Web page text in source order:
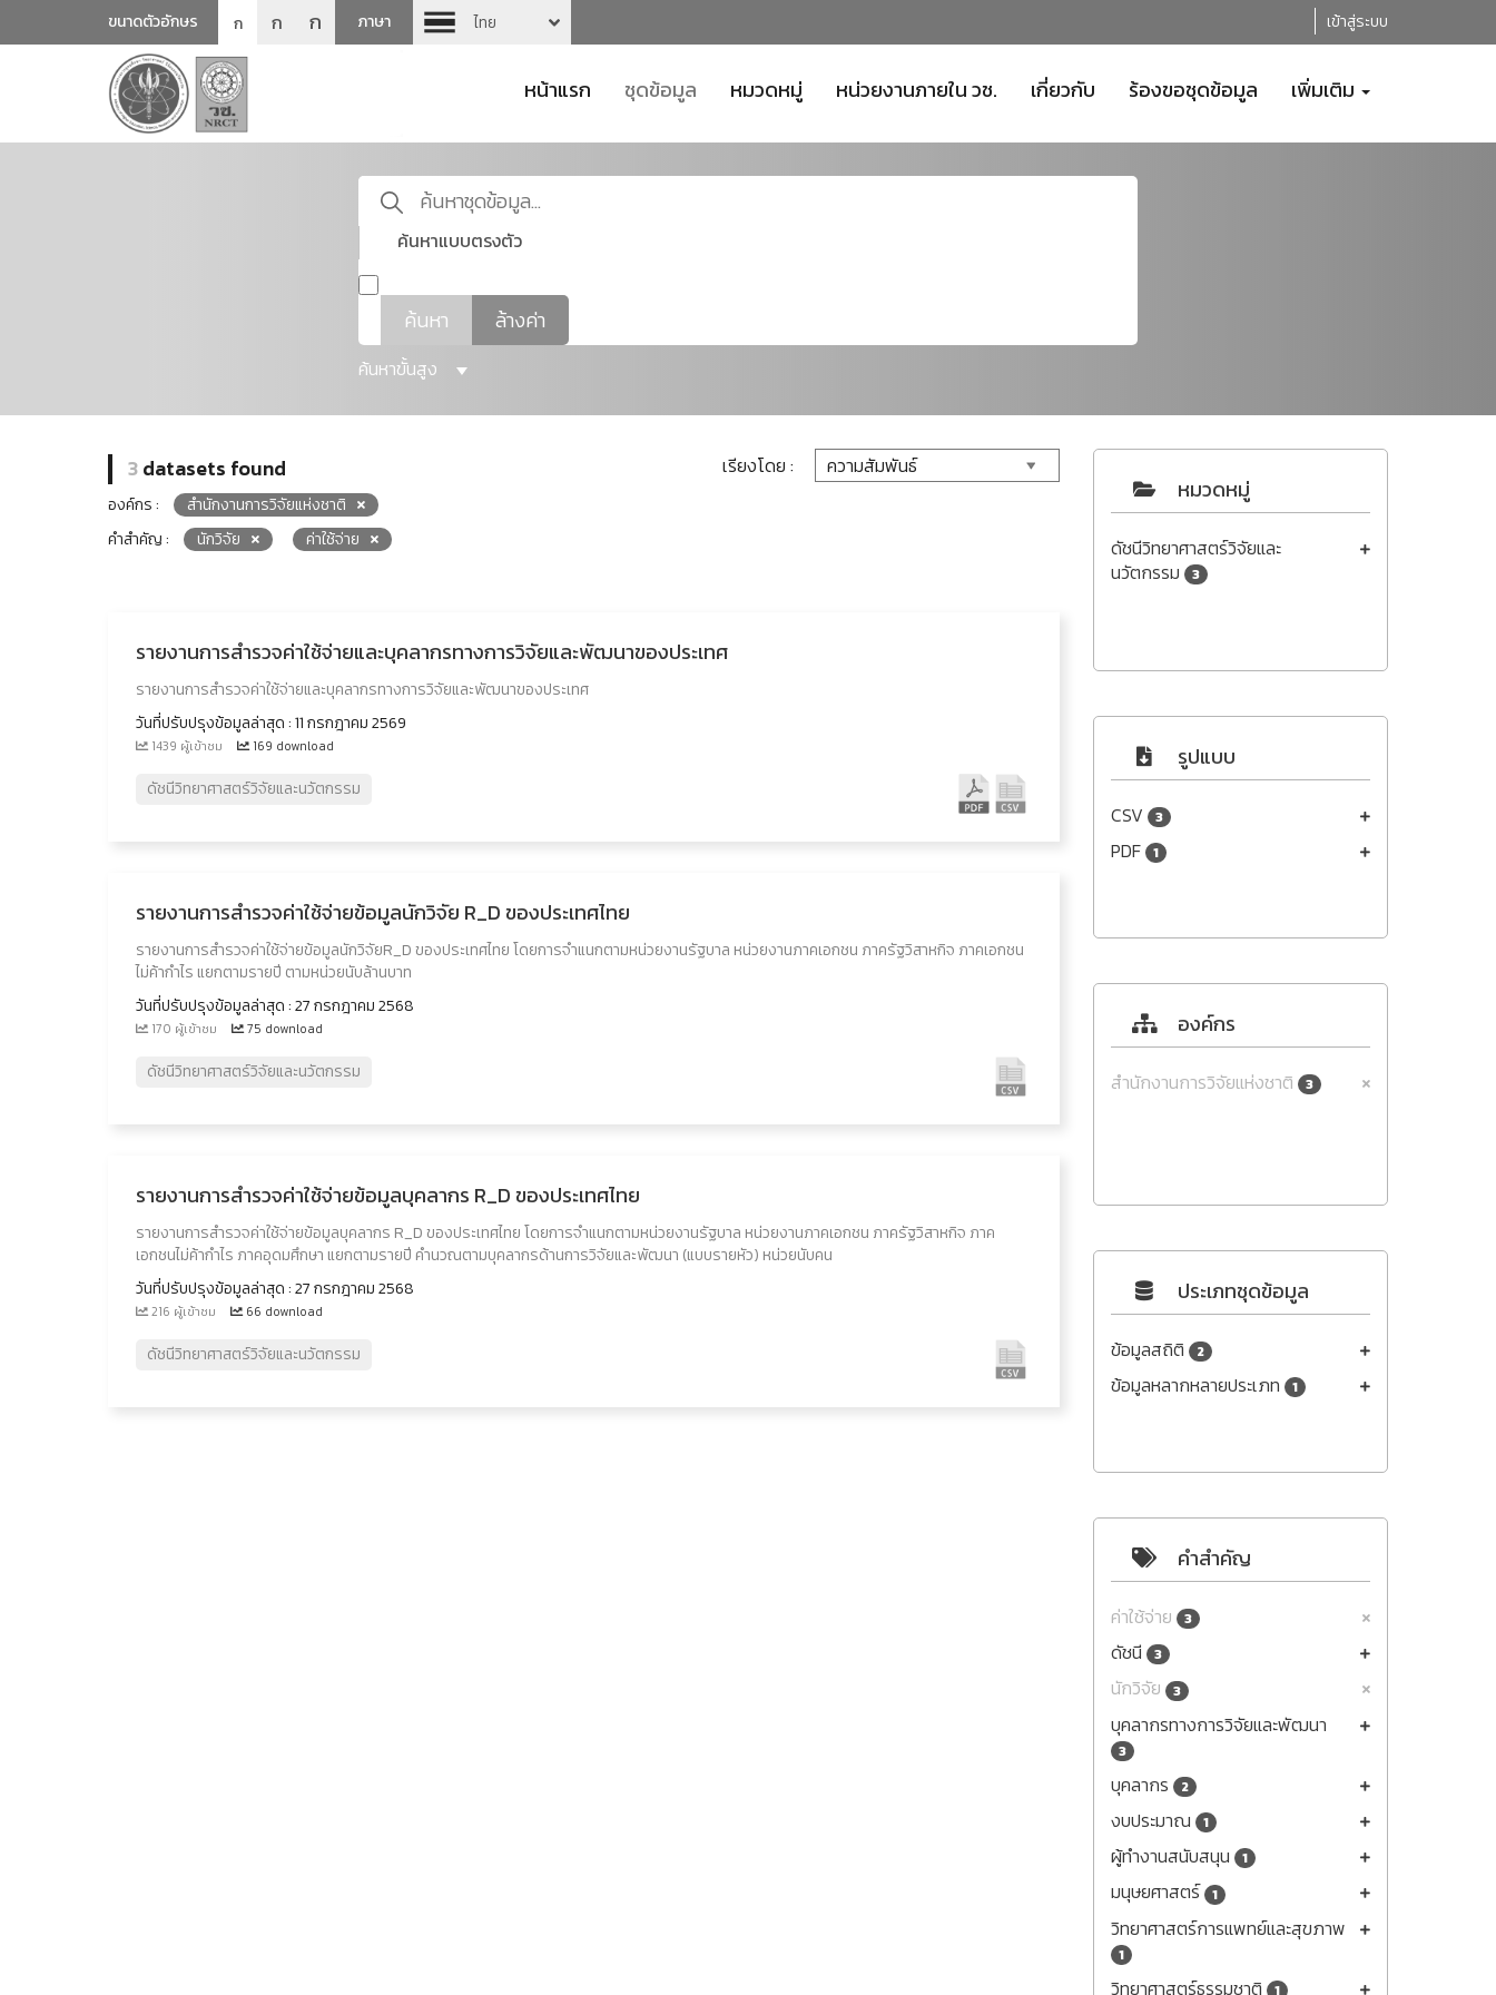
ขนาดตัวอักษร ก ก ก ภาษา ไทย เข้าสู่ระบบ
หน้าแรก ชุดข้อมูล หมวดหมู่ หน่วยงานภายใน วช. เกี่ยวกับ ร้องขอชุดข้อมูล เพิ่มเติม
ค้นหาแบบตรงตัว
ค้นหา ล้างค่า
ค้นหาขั้นสูง
หมวดหมู่
ดัชนีวิทยาศาสตร์วิจัยและ
นวัตกรรม
3
รูปแบบ
CSV 3
PDF 1
องค์กร
สำนักงานการวิจัยแห่งชาติ 3
ประเภทชุดข้อมูล
ข้อมูลสถิติ 2
ข้อมูลหลากหลายประเภท 1
คำสำคัญ
ค่าใช้จ่าย 3
ดัชนี 3
นักวิจัย 3
บุคลากรทางการวิจัยและพัฒนา
3
บุคลากร 2
งบประมาณ 1
ผู้ทำงานสนับสนุน 1
มนุษยศาสตร์ 1
วิทยาศาสตร์การแพทย์และสุขภาพ
1
วิทยาศาสตร์ธรรมชาติ 1
3datasets found
องค์กร :
สำนักงานการวิจัยแห่งชาติ
คำสำคัญ :
นักวิจัย ค่าใช้จ่าย
เรียงโดย :
รายงานการสำรวจค่าใช้จ่ายและบุคลากรทางการวิจัยและพัฒนาของประเทศ
รายงานการสำรวจค่าใช้จ่ายและบุคลากรทางการวิจัยและพัฒนาของประเทศ
วันที่ปรับปรุงข้อมูลล่าสุด : 11 กรกฎาคม 2569
1439 ผู้เข้าชม 169 download
ดัชนีวิทยาศาสตร์วิจัยและนวัตกรรม
รายงานการสำรวจค่าใช้จ่ายข้อมูลนักวิจัย R_D ของประเทศไทย
รายงานการสำรวจค่าใช้จ่ายข้อมูลนักวิจัยR_D ของประเทศไทย โดยการจำแนกตามหน่วยงานรัฐบาล หน่วยงานภาคเอกชน ภาครัฐวิสาหกิจ ภาคเอกชน
ไม่ค้ากำไร แยกตามรายปี ตามหน่วยนับล้านบาท
วันที่ปรับปรุงข้อมูลล่าสุด : 27 กรกฎาคม 2568
170 ผู้เข้าชม 75 download
ดัชนีวิทยาศาสตร์วิจัยและนวัตกรรม
รายงานการสำรวจค่าใช้จ่ายข้อมูลบุคลากร R_D ของประเทศไทย
รายงานการสำรวจค่าใช้จ่ายข้อมูลบุคลากร R_D ของประเทศไทย โดยการจำแนกตามหน่วยงานรัฐบาล หน่วยงานภาคเอกชน ภาครัฐวิสาหกิจ ภาค
เอกชนไม่ค้ากำไร ภาคอุดมศึกษา แยกตามรายปี คำนวณตามบุคลากรด้านการวิจัยและพัฒนา (แบบรายหัว) หน่วยนับคน
วันที่ปรับปรุงข้อมูลล่าสุด : 27 กรกฎาคม 2568
216 ผู้เข้าชม 66 download
ดัชนีวิทยาศาสตร์วิจัยและนวัตกรรม